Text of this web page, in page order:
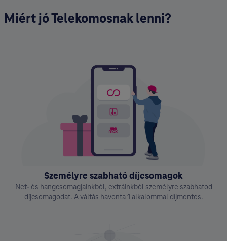
Miért jó Telekomosnak lenni?
Személyre szabható díjcsomagok
Net- és hangcsomagjainkból, extráinkból személyre szabhatod
díjcsomagodat. A váltás havonta 1 alkalommal díjmentes.